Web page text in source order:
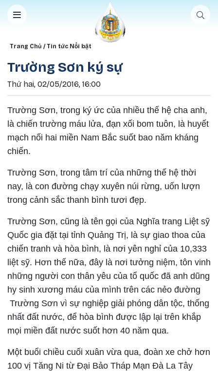
Nhảy đến nội dung
Breadcrumb
Trang Chủ Tin tức Nổi bật
Trường Sơn ký sự
Thứ hai, 02/05/2016, 16:00
Trường Sơn, trong ký ức của nhiều thế hệ cha anh,
là chiến trường máu lửa, đạn xối bom tuôn, là huyết
mạch nối hai miền Nam Bắc suốt bao năm kháng
chiến.
Trường Sơn, trong tâm trí của những thế hệ thời
nay, là con đường chạy xuyên núi rừng, uốn lượn
trong cảnh sắc thanh bình tươi đẹp.
Trường Sơn, cũng là tên gọi của Nghĩa trang Liệt sỹ
Quốc gia đặt tại tỉnh Quảng Trị, là sự giao thoa của
chiến tranh và hòa bình, là nơi yên nghỉ của 10,333
liệt sỹ. Hơn thế nữa, đây là nơi tưởng niệm, tôn vinh
những người con thân yêu của tổ quốc đã anh dũng
hy sinh xương máu của mình trên các nẻo đường
Trường Sơn vì sự nghiệp giải phóng dân tộc, thống
nhất đất nước, để hòa bình được lập lại trên khắp
mọi miền đất nước suốt hơn 40 năm qua.
Một buổi chiều cuối xuân vừa qua, đoàn xe chở hơn
100 vị Tăng Ni từ Đại Bảo Tháp Mạn Đà La Tây